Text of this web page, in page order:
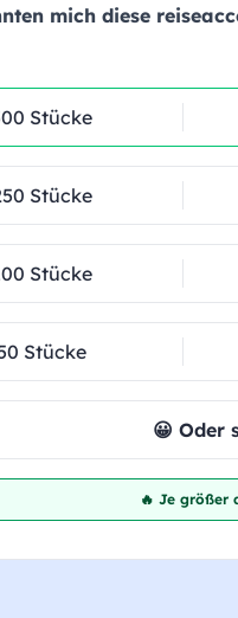
mich diese
Stücke
Stücke
Stücke
Stücke
😀 Oder
🔥 Je größer